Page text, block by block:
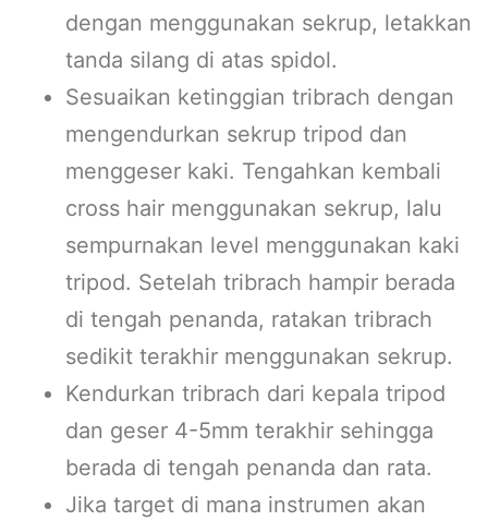
dengan menggunakan sekrup, letakkan
tanda silang di atas spidol.
Sesuaikan ketinggian tribrach dengan
mengendurkan sekrup tripod dan
menggeser kaki. Tengahkan kembali
cross hair menggunakan sekrup, lalu
sempurnakan level menggunakan kaki
tripod. Setelah tribrach hampir berada
di tengah penanda, ratakan tribrach
sedikit terakhir menggunakan sekrup.
Kendurkan tribrach dari kepala tripod
dan geser 4-5mm terakhir sehingga
berada di tengah penanda dan rata.
Jika target di mana instrumen akan